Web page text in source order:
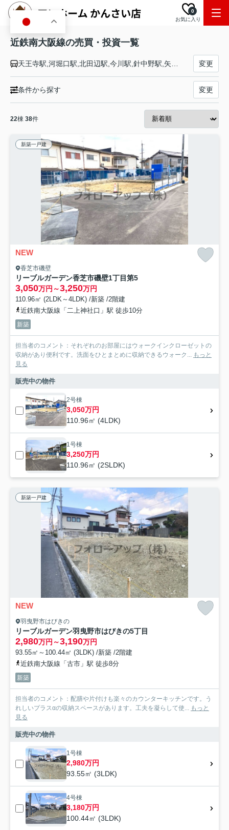
お気に入り
0
近鉄南大阪線の売買・投資一覧
変更
条件から探す 変更
22棟 38件
新築一戸建
NEW
香芝市磯壁
リーブルガーデン香芝市磯壁1丁目第5
3,050万円～3,250万円
110.96㎡ (2LDK～4LDK) /新築 /2階建
近鉄南大阪線「二上神社口」駅 徒歩10分
新築
担当者のコメント：それぞれのお部屋にはウォークインクローゼットの
収納があり便利です。洗面をひとまとめに収納できるウォーク... もっと
見る
販売中の物件
2号棟
3,050万円
110.96㎡ (4LDK)
1号棟
3,250万円
110.96㎡ (2SLDK)
新築一戸建
NEW
羽曳野市はびきの
リーブルガーデン羽曳野市はびきの5丁目
2,980万円～3,190万円
93.55㎡～100.44㎡ (3LDK) /新築 /2階建
近鉄南大阪線「古市」駅 徒歩8分
新築
担当者のコメント：配膳や片付けも楽々のカウンターキッチンです。う
れしいプラスαの収納スペースがあります。工夫を凝らして使... もっと
見る
販売中の物件
1号棟
2,980万円
93.55㎡ (3LDK)
4号棟
3,180万円
100.44㎡ (3LDK)